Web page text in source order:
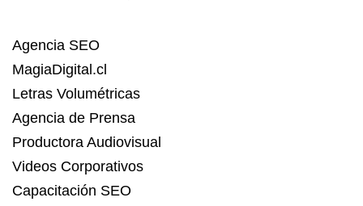
Agencia SEO
MagiaDigital.cl
Letras Volumétricas
Agencia de Prensa
Productora Audiovisual
Videos Corporativos
Capacitación SEO